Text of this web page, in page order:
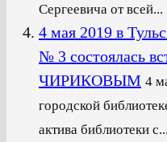
Сергеевича от всей...
4 мая 2019 в
№ 3 состоялась
ЧИРИКОВЫМ 4
городской
актива библиотеки с...